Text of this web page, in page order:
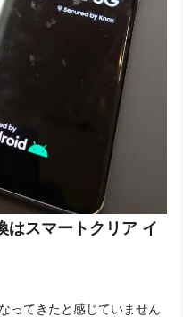
はスマートクリア イ
ってきたと感じていません